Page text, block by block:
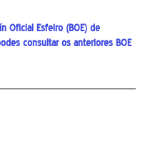
Oficial Esfeiro (BOE) de
consultar os anteriores BOE